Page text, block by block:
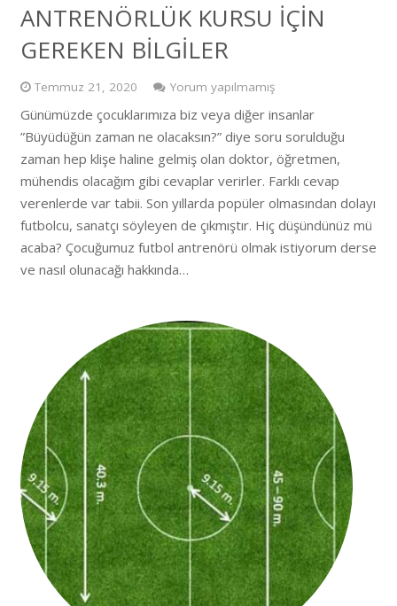
ANTRENÖRLÜK KURSU İÇİN
GEREKEN BİLGİLER
Temmuz 21, 2020 Yorum yapılmamış
Günümüzde çocuklarımıza biz veya diğer insanlar
”Büyüdüğün zaman ne olacaksın?” diye soru sorulduğu
zaman hep klişe haline gelmiş olan doktor, öğretmen,
mühendis olacağım gibi cevaplar verirler. Farklı cevap
verenlerde var tabii. Son yıllarda popüler olmasından dolayı
futbolcu, sanatçı söyleyen de çıkmıştır. Hiç düşündünüz mü
acaba? Çocuğumuz futbol antrenörü olmak istiyorum derse
ve nasıl olunacağı hakkında…